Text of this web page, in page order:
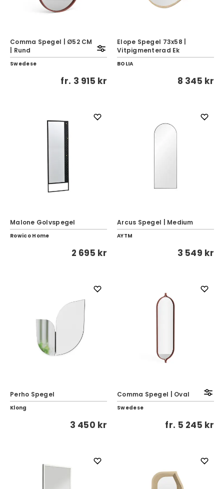
Comma Spegel | Ø52 CM
| Rund
Swedese
fr. 3 915 kr
Elope Spegel 73x58 |
Vitpigmenterad Ek
BOLIA
8 345 kr
Malone Golvspegel
Rowico Home
2 695 kr
Arcus Spegel | Medium
AYTM
3 549 kr
Perho Spegel
Klong
3 450 kr
Comma Spegel | Oval
Swedese
fr. 5 245 kr